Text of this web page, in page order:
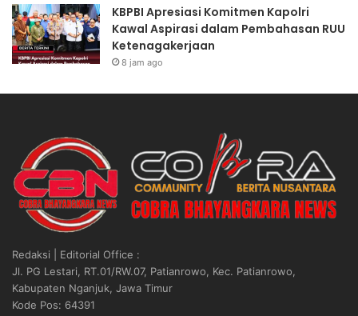
KBPBI Apresiasi Komitmen Kapolri
Kawal Aspirasi dalam Pembahasan RUU
Ketenagakerjaan
8 jam ago
Redaksi | Editorial Office :
Jl. PG Lestari, RT.01/RW.07, Patianrowo, Kec. Patianrowo,
Kabupaten Nganjuk, Jawa Timur
Kode Pos: 64391